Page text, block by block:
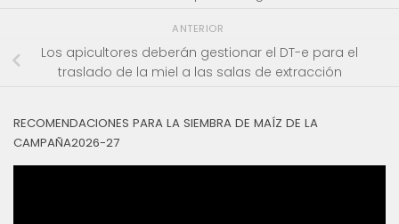
ANTERIOR
Los apicultores deberán gestionar el DT-e para el
traslado de la miel a las salas de extracción
RECOMENDACIONES PARA LA SIEMBRA DE MAÍZ DE LA
CAMPAÑA2026-27